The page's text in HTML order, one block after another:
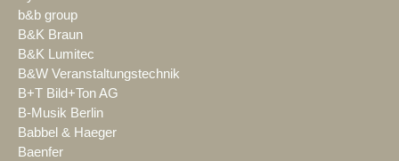
b&b group
B&K Braun
B&K Lumitec
B&W Veranstaltungstechnik
B+T Bild+Ton AG
B-Musik Berlin
Babbel & Haeger
Baenfer